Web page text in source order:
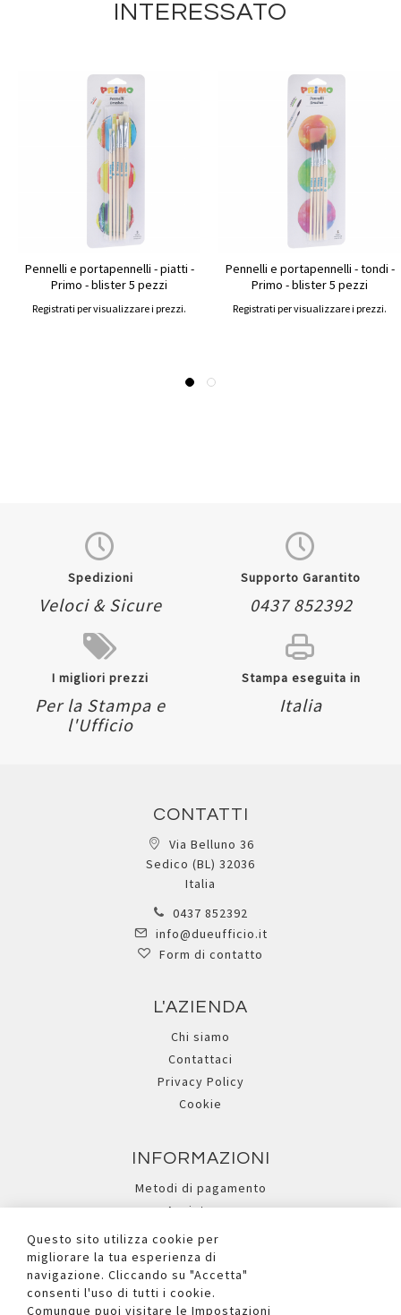
INTERESSATO
Pennelli e portapennelli - piatti -
Primo - blister 5 pezzi
Registrati per visualizzare i prezzi.
Pennelli e portapennelli - tondi -
Primo - blister 5 pezzi
Registrati per visualizzare i prezzi.
Spedizioni
Veloci & Sicure
Supporto Garantito
0437 852392
I migliori prezzi
Per la Stampa e
l'Ufficio
Stampa eseguita in
Italia
CONTATTI
Via Belluno 36
Sedico (BL) 32036
Italia
0437 852392
info@dueufficio.it
Form di contatto
L'AZIENDA
Chi siamo
Contattaci
Privacy Policy
Cookie
INFORMAZIONI
Metodi di pagamento
Assistenza
Ricerca avanzata
I NOSTRI SOCIAL
Questo sito utilizza cookie per
migliorare la tua esperienza di
navigazione. Cliccando su "Accetta"
consenti l'uso di tutti i cookie.
Comunque puoi visitare le Impostazioni